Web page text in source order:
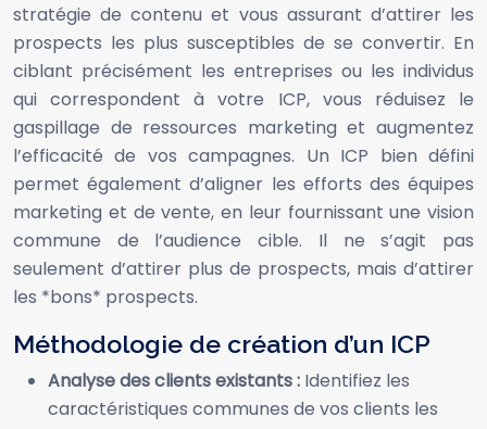
stratégie de contenu et vous assurant d’attirer les
prospects les plus susceptibles de se convertir. En
ciblant précisément les entreprises ou les individus
qui correspondent à votre ICP, vous réduisez le
gaspillage de ressources marketing et augmentez
l’efficacité de vos campagnes. Un ICP bien défini
permet également d’aligner les efforts des équipes
marketing et de vente, en leur fournissant une vision
commune de l’audience cible. Il ne s’agit pas
seulement d’attirer plus de prospects, mais d’attirer
les *bons* prospects.
Méthodologie de création d’un ICP
Analyse des clients existants : Identifiez les
caractéristiques communes de vos clients les